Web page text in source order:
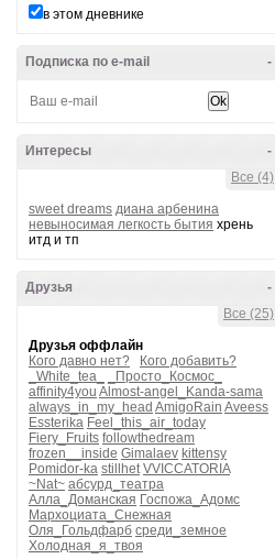
в этом дневнике
-
Подписка по e-mail
-
Интересы
Все (4)
sweet dreams диана арбенина
невыносимая легкость бытия хрень
итд и тп
-
Друзья
Все (25)
Друзья оффлайн
Кого давно нет?
Кого добавить?
_White_tea_
_Просто_Космос_
affinity4you Almost-angel_Kanda-sama
always_in_my_head AmigoRain Aveess
Essterika Feel_this_air_today
Fiery_Fruits followthedream
frozen__inside Gimalaev kittensy
Pomidor-ka stillhet VVICCATORIA
~Nat~ абсурд_театра
Алла_Доманская Госпожа_Адомс
Мархоциата_Снежная
Оля_Гольдфарб среди_земное
Холодная_я_твоя